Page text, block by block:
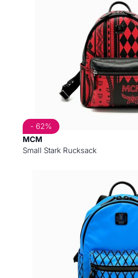
MCM
Small Stark Rucksack
- 62%